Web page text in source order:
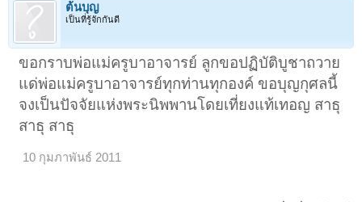
ต้นบุญ
เป็นที่รู้จักกันดี
ขอกราบพ่อแม่ครูบาอาจารย์ ลูกขอปฏิบัติบูชาถวาย
แด่พ่อแม่ครูบาอาจารย์ทุกท่านทุกองค์ ขอบุญกุศลนี้
จงเป็นปัจจัยแห่งพระนิพพานโดยเที่ยงแท้เทอญ สาธุ
สาธุ สาธุ
10 กุมภาพันธ์ 2011